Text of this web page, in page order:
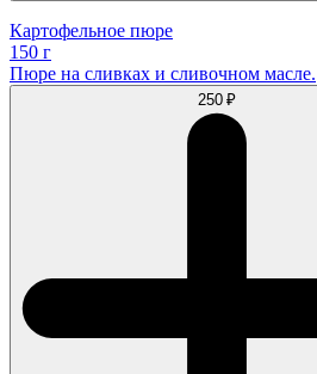
Картофельное пюре
150 г
Пюре на сливках и сливочном масле.
250 ₽